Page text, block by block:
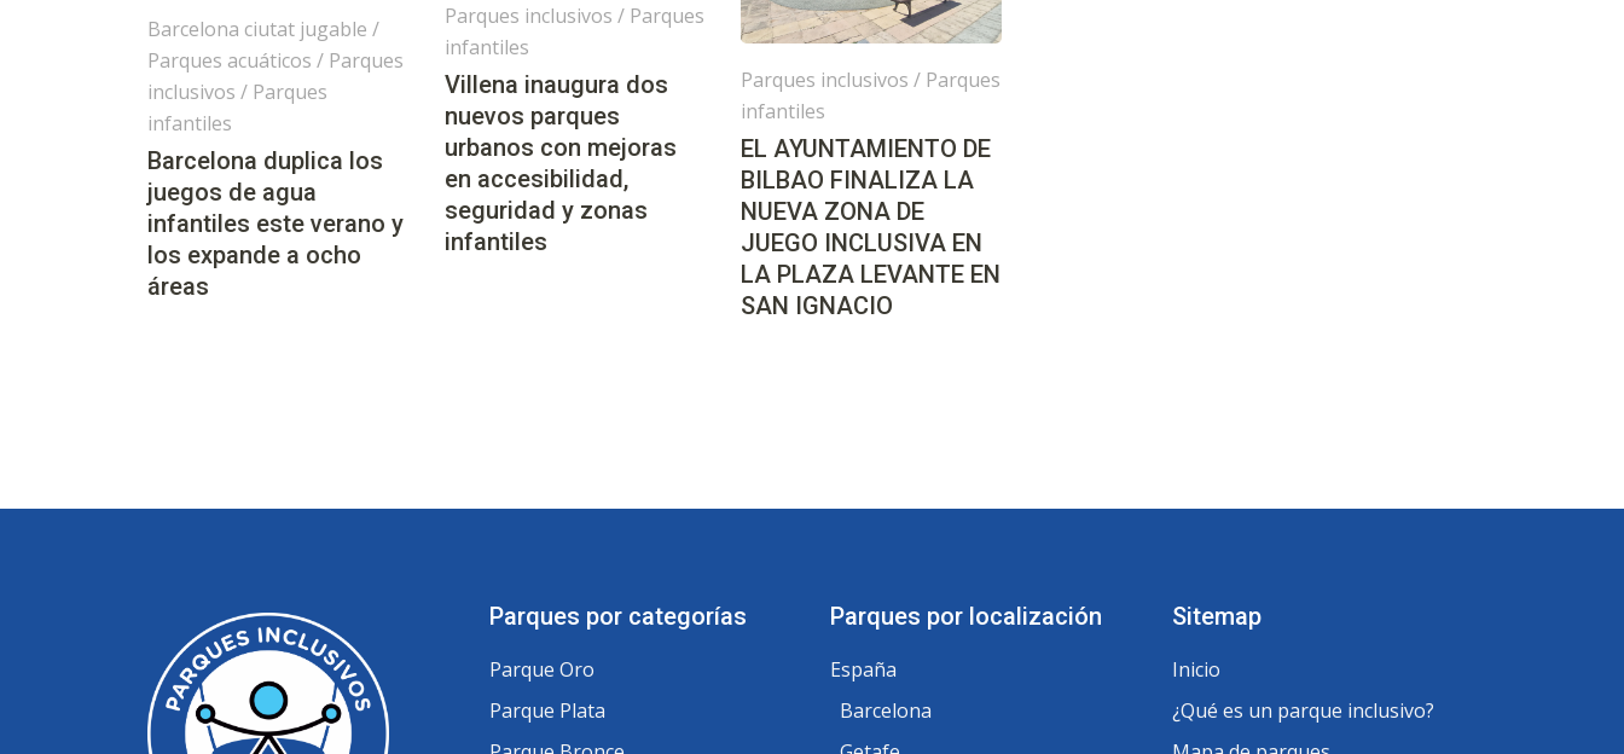
Barcelona ciutat jugable /
Parques acuáticos / Parques
inclusivos / Parques
infantiles
Barcelona duplica los
juegos de agua
infantiles este verano y
los expande a ocho
áreas
Parques inclusivos / Parques
infantiles
Villena inaugura dos
nuevos parques
urbanos con mejoras
en accesibilidad,
seguridad y zonas
infantiles
Parques inclusivos / Parques
infantiles
EL AYUNTAMIENTO DE
BILBAO FINALIZA LA
NUEVA ZONA DE
JUEGO INCLUSIVA EN
LA PLAZA LEVANTE EN
SAN IGNACIO
Parques por categorías
Parque Oro
Parque Plata
Parques por localización
España
Barcelona
Sitemap
Inicio
¿Qué es un parque inclusivo?